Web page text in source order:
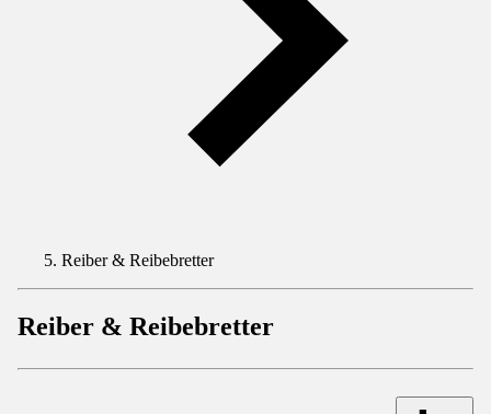
Reiber & Reibebretter
Reiber & Reibebretter